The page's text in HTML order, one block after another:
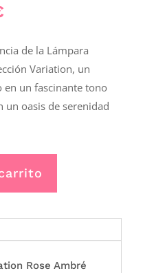
actual
es:
40,00 €.
de la Lámpara
Variation, un
en un fascinante tono
un oasis de serenidad
Rose Ambré